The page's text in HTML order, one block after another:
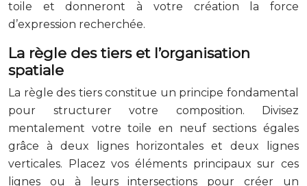
toile et donneront à votre création la force
d’expression recherchée.
La règle des tiers et l’organisation
spatiale
La règle des tiers constitue un principe fondamental
pour structurer votre composition. Divisez
mentalement votre toile en neuf sections égales
grâce à deux lignes horizontales et deux lignes
verticales. Placez vos éléments principaux sur ces
lignes ou à leurs intersections pour créer un